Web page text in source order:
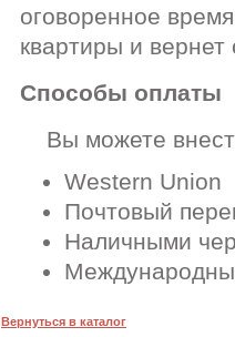
оговоренное
квартиры и вернет
Способы оплаты
Вы можете
Western Union
Почтовый
Наличными
Вернуться в каталог